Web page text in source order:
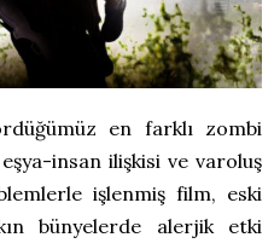
en farklı zombi
insan ilişkisi ve varoluş
işlenmiş film, eski
bünyelerde alerjik etki